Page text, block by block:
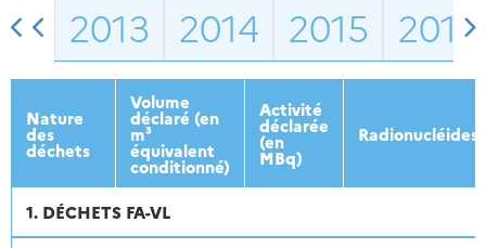
2013 2014 2015 2016
Nature
des
déchets
Volume
déclaré (en
m³
équivalent
conditionné)
Activité
déclarée
(en
MBq)
Radionucléides
1. DÉCHETS FA-VL